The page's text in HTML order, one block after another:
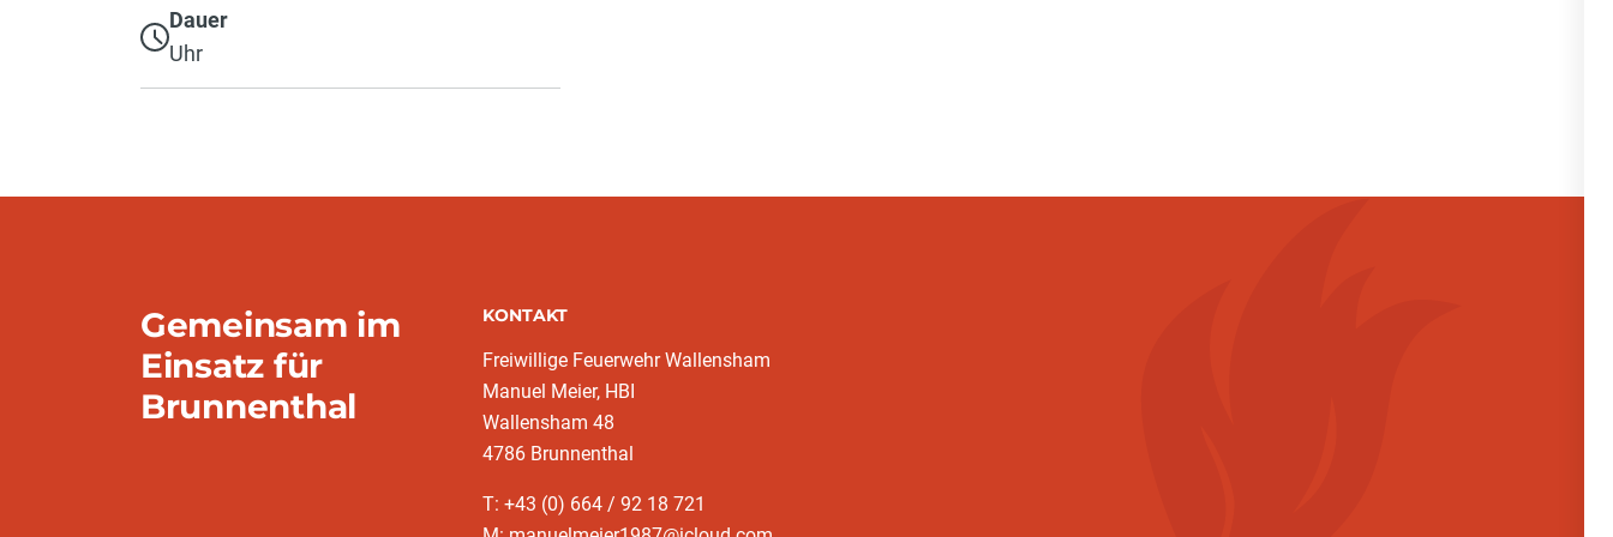
Dauer
Uhr
Gemeinsam im
Einsatz für
Brunnenthal
KONTAKT
Freiwillige Feuerwehr Wallensham
Manuel Meier, HBI
Wallensham 48
4786 Brunnenthal
T: +43 (0) 664 / 92 18 721